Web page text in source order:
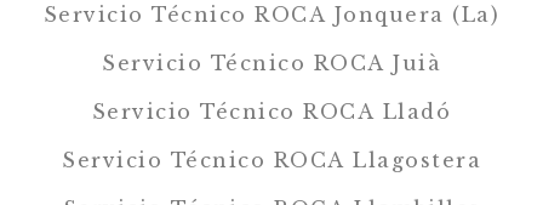
Servicio Técnico ROCA Jonquera (La)
Servicio Técnico ROCA Juià
Servicio Técnico ROCA Lladó
Servicio Técnico ROCA Llagostera